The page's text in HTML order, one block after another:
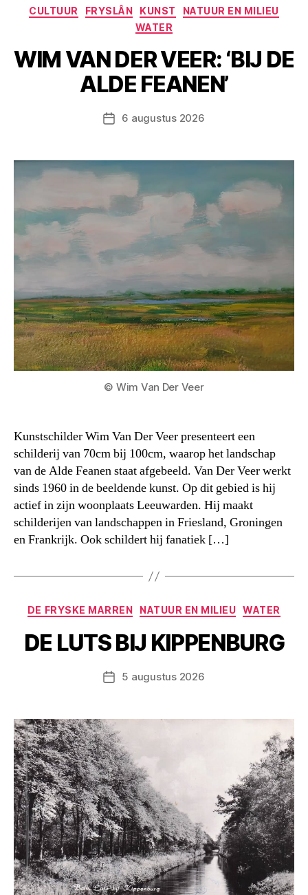
Categorieën
CULTUUR FRYSLÂN KUNST
NATUUR EN MILIEU
WATER
WIM VAN DER VEER: ‘BIJ DE
ALDE FEANEN’
Berichtdatum
6 augustus 2026
© Wim Van Der Veer
Kunstschilder Wim Van Der Veer presenteert een
schilderij van 70cm bij 100cm, waarop het landschap
van de Alde Feanen staat afgebeeld. Van Der Veer werkt
sinds 1960 in de beeldende kunst. Op dit gebied is hij
actief in zijn woonplaats Leeuwarden. Hij maakt
schilderijen van landschappen in Friesland, Groningen
en Frankrijk. Ook schildert hij fanatiek […]
Categorieën
DE FRYSKE MARREN NATUUR EN MILIEU WATER
DE LUTS BIJ KIPPENBURG
Berichtdatum
5 augustus 2026